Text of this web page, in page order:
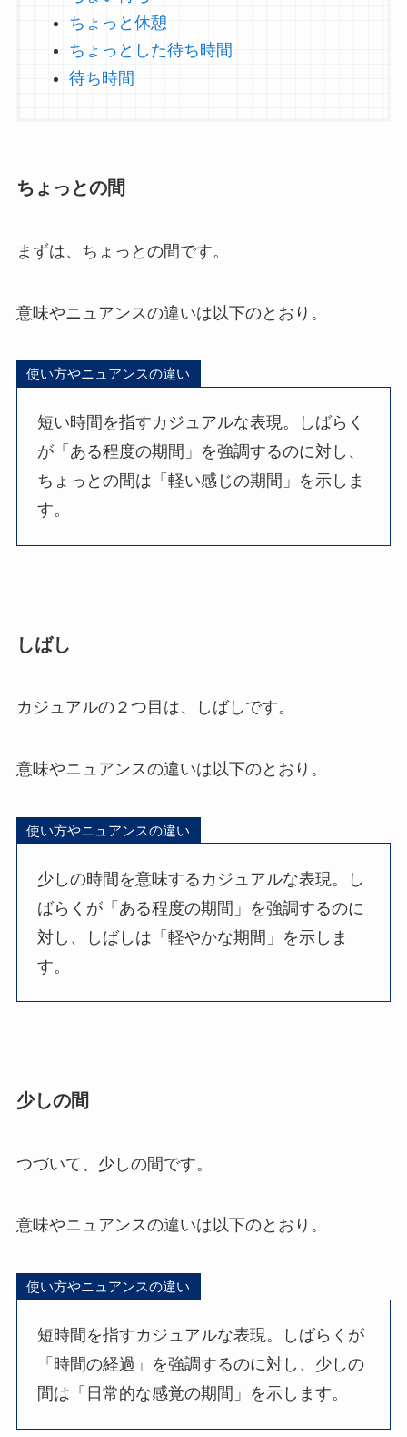
ちょっと休憩
ちょっとした待ち時間
待ち時間
ちょっとの間
まずは、ちょっとの間です。
意味やニュアンスの違いは以下のとおり。
使い方やニュアンスの違い
短い時間を指すカジュアルな表現。しばらく
が「ある程度の期間」を強調するのに対し、
ちょっとの間は「軽い感じの期間」を示しま
す。
しばし
カジュアルの２つ目は、しばしです。
意味やニュアンスの違いは以下のとおり。
使い方やニュアンスの違い
少しの時間を意味するカジュアルな表現。し
ばらくが「ある程度の期間」を強調するのに
対し、しばしは「軽やかな期間」を示しま
す。
少しの間
つづいて、少しの間です。
意味やニュアンスの違いは以下のとおり。
使い方やニュアンスの違い
短時間を指すカジュアルな表現。しばらくが
「時間の経過」を強調するのに対し、少しの
間は「日常的な感覚の期間」を示します。